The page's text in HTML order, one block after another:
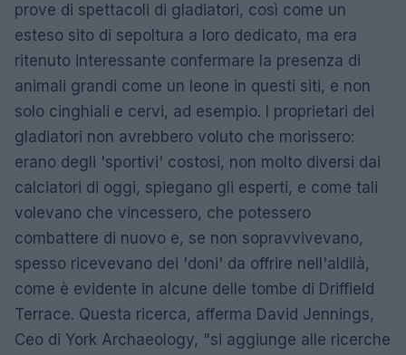
prove di spettacoli di gladiatori, così come un
esteso sito di sepoltura a loro dedicato, ma era
ritenuto interessante confermare la presenza di
animali grandi come un leone in questi siti, e non
solo cinghiali e cervi, ad esempio. I proprietari dei
gladiatori non avrebbero voluto che morissero:
erano degli 'sportivi' costosi, non molto diversi dai
calciatori di oggi, spiegano gli esperti, e come tali
volevano che vincessero, che potessero
combattere di nuovo e, se non sopravvivevano,
spesso ricevevano dei 'doni' da offrire nell'aldilà,
come è evidente in alcune delle tombe di Driffield
Terrace. Questa ricerca, afferma David Jennings,
Ceo di York Archaeology, "si aggiunge alle ricerche